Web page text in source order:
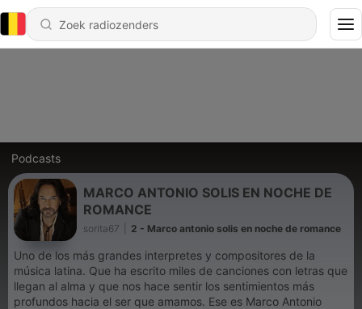
Podcasts
MARCO ANTONIO SOLIS EN NOCHE DE
ROMANCE
sorita67 2 - Marco antonio solis en noche de romance
Uno de los más grandes interpretes y compositores de la
música latina. Que ha escrito miles de canciones con letras que
llegan al alma y que nos hace sentir los sentimientos más
profundos hacia el ser que amamos. Ese es Marco Antonio